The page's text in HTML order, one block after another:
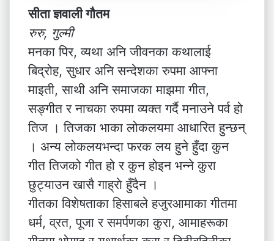
सीता ज्ञवाली गौतम
रुरु, गुल्मी
मनका पिर, व्यथा अनि जीवनका कथालाई
बिद्रोह, सुधार अनि सन्देशका रुपमा आफ्ना
माइती, साथी अनि समाजका माझमा गीत,
सङ्गीत र नाचका रुपमा व्यक्त गर्दै मनाउने पर्व हो
तिज । तिजका भाका लोकलयमा आधारित हुन्छन्
। अन्य लोकलयभन्दा फरक लय हुने हुँदा कुन
गीत तिजको गीत हो र कुन होइन भन्ने कुरा
छुट्याउन खासै गाह्राे हुँदैन ।
गीतका विशेषताका हिसाबले हजुरआमाका गीतमा
धर्म, व्रत, पूजा र समर्पणका कुरा, आमाहरूका